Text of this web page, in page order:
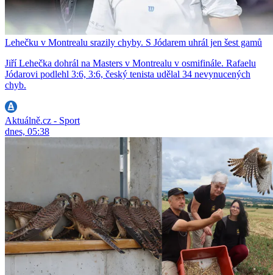
Lehečku v Montrealu srazily chyby. S Jódarem uhrál jen šest gamů
Jiří Lehečka dohrál na Masters v Montrealu v osmifinále. Rafaelu
Jódarovi podlehl 3:6, 3:6, český tenista udělal 34 nevynucených
chyb.
Aktuálně.cz - Sport
dnes, 05:38